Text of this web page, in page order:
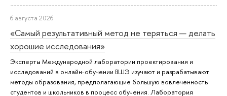
6 августа 2026
«Самый результативный метод не теряться — делать
хорошие исследования»
Эксперты Международной лаборатории проектирования и
исследований в онлайн-обучении ВШЭ изучают и разрабатывают
методы образования, предполагающие большую вовлеченность
студентов и школьников в процесс обучения. Лаборатория